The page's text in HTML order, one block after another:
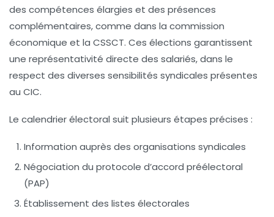
des compétences élargies et des présences
complémentaires, comme dans la commission
économique et la CSSCT. Ces élections garantissent
une représentativité directe des salariés, dans le
respect des diverses sensibilités syndicales présentes
au CIC.
Le calendrier électoral suit plusieurs étapes précises :
Information auprès des organisations syndicales
Négociation du protocole d’accord préélectoral
(PAP)
Établissement des listes électorales